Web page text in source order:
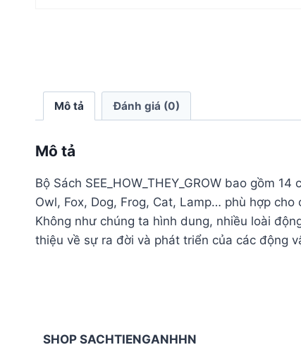
Mô tả Đánh giá (0)
Mô tả
Bộ Sách SEE_HOW_THEY_GROW bao gồm
Owl, Fox, Dog, Frog, Cat, Lamp… phù hợp
Không như chúng ta hình dung, nhiều loài
thiệu về sự ra đời và phát triển của các động
SHOP SACHTIENGANHHN